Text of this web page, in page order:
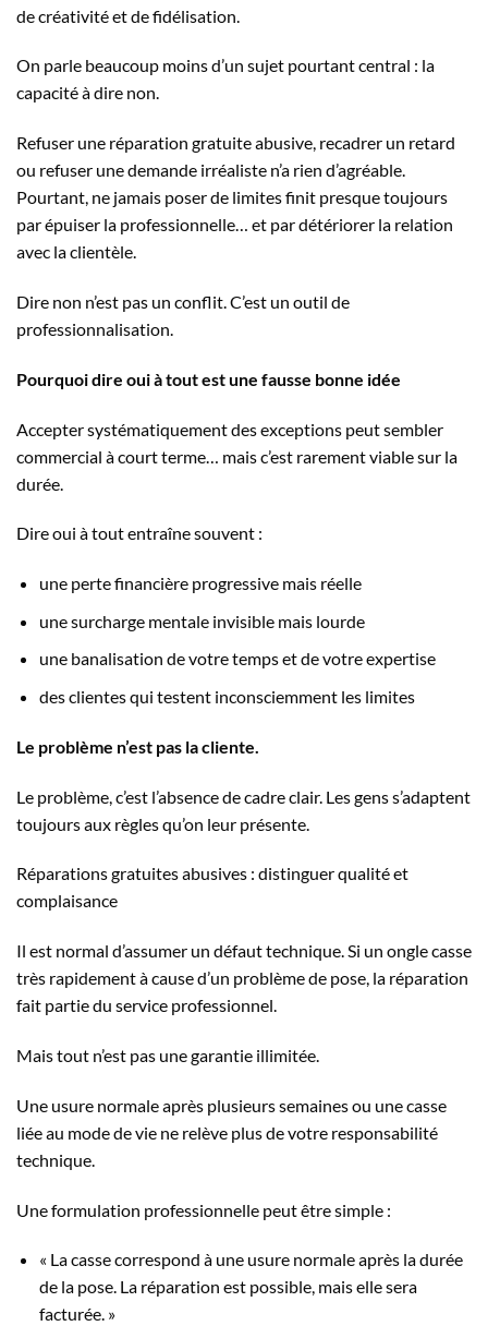
de créativité et de fidélisation.
On parle beaucoup moins d’un sujet pourtant central : la
capacité à dire non.
Refuser une réparation gratuite abusive, recadrer un retard
ou refuser une demande irréaliste n’a rien d’agréable.
Pourtant, ne jamais poser de limites finit presque toujours
par épuiser la professionnelle… et par détériorer la relation
avec la clientèle.
Dire non n’est pas un conflit. C’est un outil de
professionnalisation.
Pourquoi dire oui à tout est une fausse bonne idée
Accepter systématiquement des exceptions peut sembler
commercial à court terme… mais c’est rarement viable sur la
durée.
Dire oui à tout entraîne souvent :
une perte financière progressive mais réelle
une surcharge mentale invisible mais lourde
une banalisation de votre temps et de votre expertise
des clientes qui testent inconsciemment les limites
Le problème n’est pas la cliente.
Le problème, c’est l’absence de cadre clair. Les gens s’adaptent
toujours aux règles qu’on leur présente.
Réparations gratuites abusives : distinguer qualité et
complaisance
Il est normal d’assumer un défaut technique. Si un ongle casse
très rapidement à cause d’un problème de pose, la réparation
fait partie du service professionnel.
Mais tout n’est pas une garantie illimitée.
Une usure normale après plusieurs semaines ou une casse
liée au mode de vie ne relève plus de votre responsabilité
technique.
Une formulation professionnelle peut être simple :
« La casse correspond à une usure normale après la durée
de la pose. La réparation est possible, mais elle sera
facturée. »